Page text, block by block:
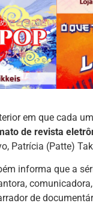
em que cada
de revista
Patrícia (Patte)
informa que a
de